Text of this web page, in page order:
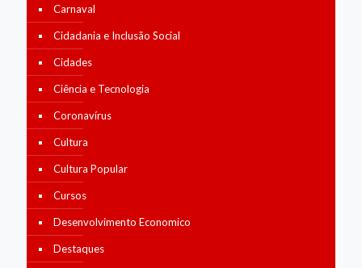
Carnaval
Cidadania e Inclusão Social
Cidades
Ciência e Tecnologia
Coronavírus
Cultura
Cultura Popular
Cursos
Desenvolvimento Economico
Destaques